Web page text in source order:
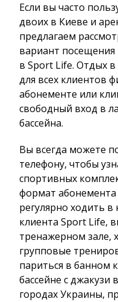
Если вы часто
двоих в Киеве и
предлагаем
вариант посещения
в Sport Life. Отдых
для всех клиентов
абонементе или
свободный вход в
бассейна.
Вы всегда можете
телефону, чтобы
спортивных
формат
регулярно ходить
клиента Sport Life,
тренажерном зале,
групповые
париться в банном
бассейне с джакузи
городах Украины,